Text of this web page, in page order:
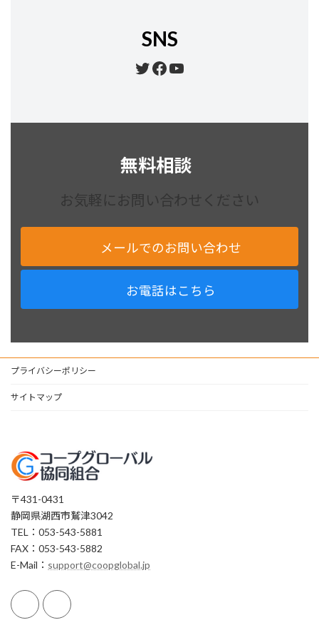
SNS
Twitter
Facebook
YouTube
無料相談
お気軽にお問い合わせください
メールでのお問い合わせ
お電話はこちら
プライバシーポリシー
サイトマップ
〒431-0431
静岡県湖西市鷲津3042
TEL：053-543-5881
FAX：053-543-5882
E-Mail： support@coopglobal.jp